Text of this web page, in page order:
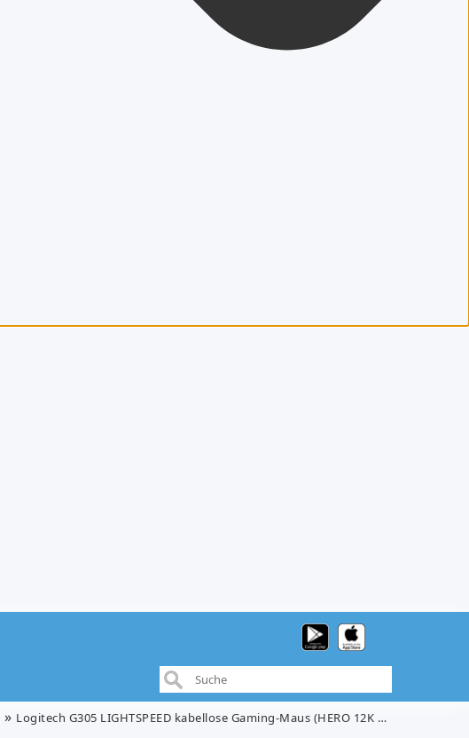
Logitech G305 LIGHTSPEED kabellose Gaming-Maus (HERO 12K DPI Sensor, Wireless, 6 programmierbare Tasten) für 30€ (VG: 42,90€)